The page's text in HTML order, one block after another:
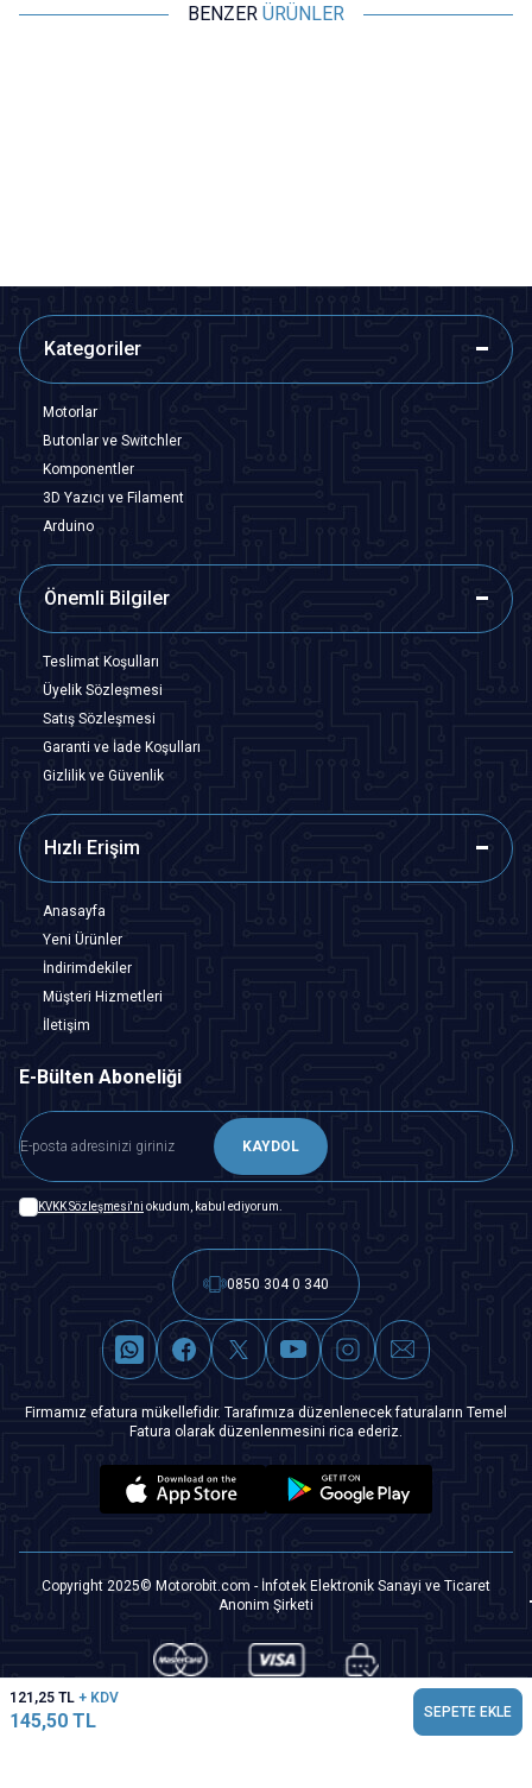
121,25 TL + KDV
145,50 TL SEPETE EKLE
BENZER ÜRÜNLER
Kategoriler
Motorlar
Butonlar ve Switchler
Komponentler
3D Yazıcı ve Filament
Arduino
Önemli Bilgiler
Teslimat Koşulları
Üyelik Sözleşmesi
Satış Sözleşmesi
Garanti ve İade Koşulları
Gizlilik ve Güvenlik
Hızlı Erişim
Anasayfa
Yeni Ürünler
İndirimdekiler
Müşteri Hizmetleri
İletişim
E-Bülten Aboneliği
KAYDOL
KVKK Sözleşmesi'ni okudum, kabul ediyorum.
0850 304 0 340
Firmamız efatura mükellefidir. Tarafımıza düzenlenecek faturaların Temel
Fatura olarak düzenlenmesini rica ederiz.
Copyright 2025© Motorobit.com - İnfotek Elektronik Sanayi ve Ticaret
Anonim Şirketi